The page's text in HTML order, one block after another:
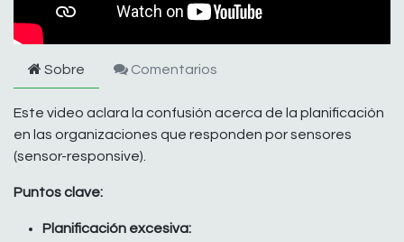
Sobre Comentarios
Este video aclara la confusión acerca de la planificación
en las organizaciones que responden por sensores
(sensor-responsive).
Puntos clave:
Planificación excesiva: